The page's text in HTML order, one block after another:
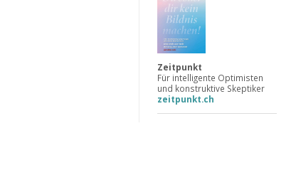
Zeitpunkt
Für intelligente Optimisten
und konstruktive Skeptiker
zeitpunkt.ch